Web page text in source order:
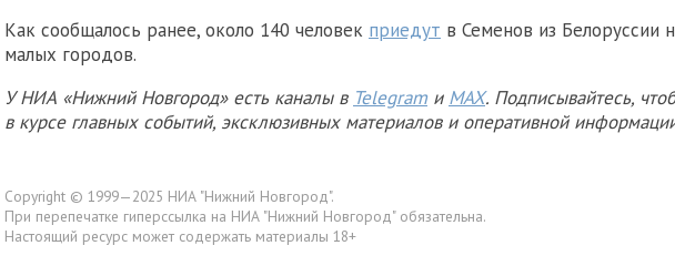
Как сообщалось ранее, около 140 человек приедут в Семенов из Белоруссии
малых городов.
У НИА «Нижний Новгород» есть каналы в Telegram и MAX. Подписывайтесь,
в курсе главных событий, эксклюзивных материалов и оперативной
Copyright © 1999—2025 НИА "Нижний Новгород".
При перепечатке гиперссылка на НИА "Нижний Новгород" обязательна.
Настоящий ресурс может содержать материалы 18+